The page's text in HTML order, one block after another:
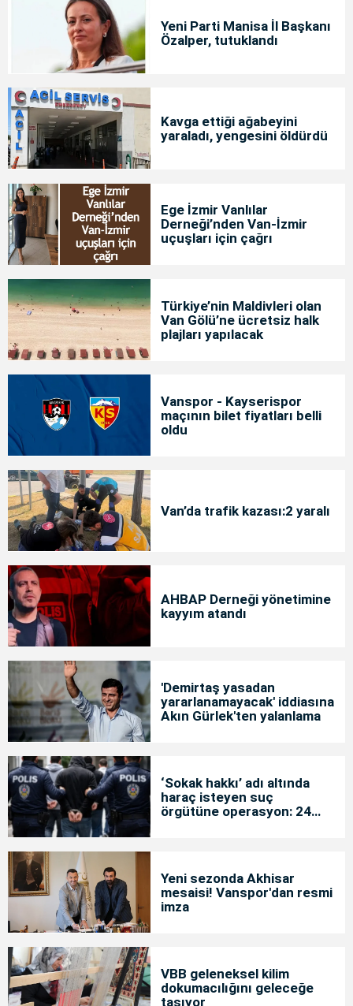
Yeni Parti Manisa İl Başkanı
Özalper, tutuklandı
Kavga ettiği ağabeyini
yaraladı, yengesini öldürdü
Ege İzmir Vanlılar
Derneği’nden Van-İzmir
uçuşları için çağrı
Türkiye’nin Maldivleri olan
Van Gölü’ne ücretsiz halk
plajları yapılacak
Vanspor - Kayserispor
maçının bilet fiyatları belli
oldu
Van’da trafik kazası:2 yaralı
AHBAP Derneği yönetimine
kayyım atandı
'Demirtaş yasadan
yararlanamayacak' iddiasına
Akın Gürlek'ten yalanlama
‘Sokak hakkı’ adı altında
haraç isteyen suç
örgütüne operasyon: 24
Yeni sezonda Akhisar
mesaisi! Vanspor'dan resmi
imza
VBB geleneksel kilim
dokumacılığını geleceğe
taşıyor